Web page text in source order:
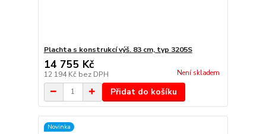
Plachta s konstrukcí výš. 83 cm, typ 3205S
14 755 Kč
12 194 Kč bez DPH Není skladem
Přidat do košíku
Novinka